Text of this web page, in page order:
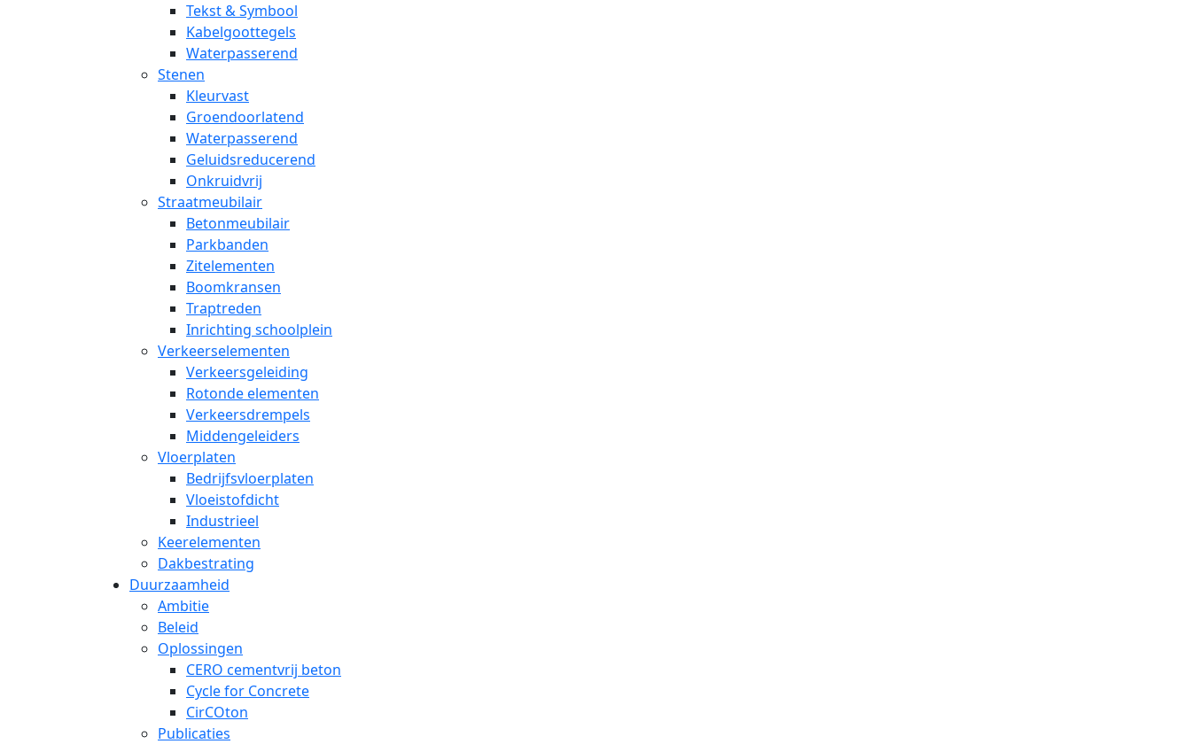
Tekst & Symbool
Kabelgoottegels
Waterpasserend
Stenen
Kleurvast
Groendoorlatend
Waterpasserend
Geluidsreducerend
Onkruidvrij
Straatmeubilair
Betonmeubilair
Parkbanden
Zitelementen
Boomkransen
Traptreden
Inrichting schoolplein
Verkeerselementen
Verkeersgeleiding
Rotonde elementen
Verkeersdrempels
Middengeleiders
Vloerplaten
Bedrijfsvloerplaten
Vloeistofdicht
Industrieel
Keerelementen
Dakbestrating
Duurzaamheid
Ambitie
Beleid
Oplossingen
CERO cementvrij beton
Cycle for Concrete
CirCOton
Publicaties